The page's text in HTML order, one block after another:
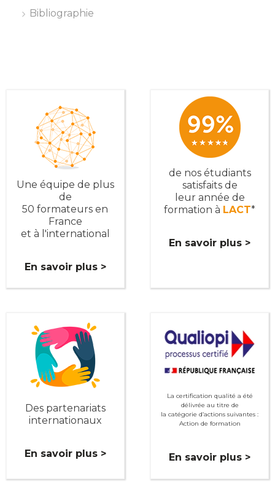
Bibliographie
Une équipe de plus
de
50 formateurs en
France
et à l'international
En savoir plus >
de nos étudiants
satisfaits de
leur année de
formation à LACT*
En savoir plus >
Des partenariats
internationaux
En savoir plus >
La certification qualité a été
délivrée au titre de
la catégorie d’actions suivantes :
Action de formation
En savoir plus >